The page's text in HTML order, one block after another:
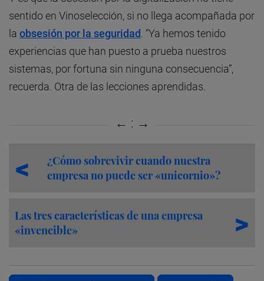
sentido en Vinoselección, si no llega acompañada por
la obsesión por la seguridad. “Ya hemos tenido
experiencias que han puesto a prueba nuestros
sistemas, por fortuna sin ninguna consecuencia”,
recuerda. Otra de las lecciones aprendidas.
¿Cómo sobrevivir cuando nuestra
empresa no puede ser «unicornio»?
Las tres características de una empresa
«invencible»